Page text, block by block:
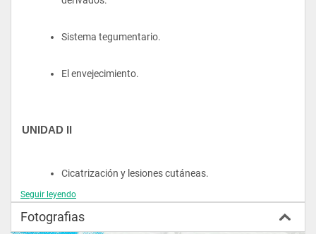
Sistema tegumentario.
El envejecimiento.
UNIDAD II
Cicatrización y lesiones cutáneas.
Pie diabético: prevención y
cuidados.
Seguir leyendo
Fotografias